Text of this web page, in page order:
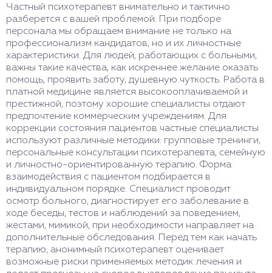
Частный психотерапевт внимательно и тактично
разберется с вашей проблемой. При подборе
персонала мы обращаем внимание не только на
профессионализм кандидатов, но и их личностные
характеристики. Для людей, работающих с больными,
важны такие качества, как искреннее желание оказать
помощь, проявить заботу, душевную чуткость. Работа в
платной медицине является высокооплачиваемой и
престижной, поэтому хорошие специалисты отдают
предпочтение коммерческим учреждениям. Для
коррекции состояния пациентов частные специалисты
используют различные методики: групповые тренинги,
персональные консультации психотерапевта, семейную
и личностно-ориентированную терапию. Форма
взаимодействия с пациентом подбирается в
индивидуальном порядке. Специалист проводит
осмотр больного, диагностирует его заболевание в
ходе беседы, тестов и наблюдений за поведением,
жестами, мимикой, при необходимости направляет на
дополнительные обследования. Перед тем как начать
терапию, анонимный психотерапевт оценивает
возможные риски применяемых методик лечения и